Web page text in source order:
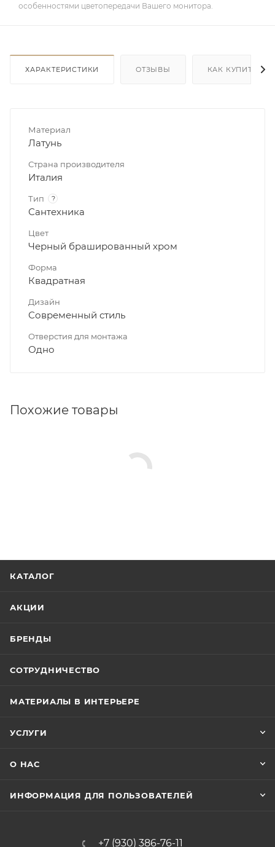
особенностями цветопередачи Вашего монитора.
ХАРАКТЕРИСТИКИ ОТЗЫВЫ КАК КУПИТЬ
Материал
Латунь
Страна производителя
Италия
Тип ?
Сантехника
Цвет
Черный брашированный хром
Форма
Квадратная
Дизайн
Современный стиль
Отверстия для монтажа
Одно
Похожие товары
КАТАЛОГ
АКЦИИ
БРЕНДЫ
СОТРУДНИЧЕСТВО
МАТЕРИАЛЫ В ИНТЕРЬЕРЕ
УСЛУГИ
О НАС
ИНФОРМАЦИЯ ДЛЯ ПОЛЬЗОВАТЕЛЕЙ
+7 (930) 386-76-11